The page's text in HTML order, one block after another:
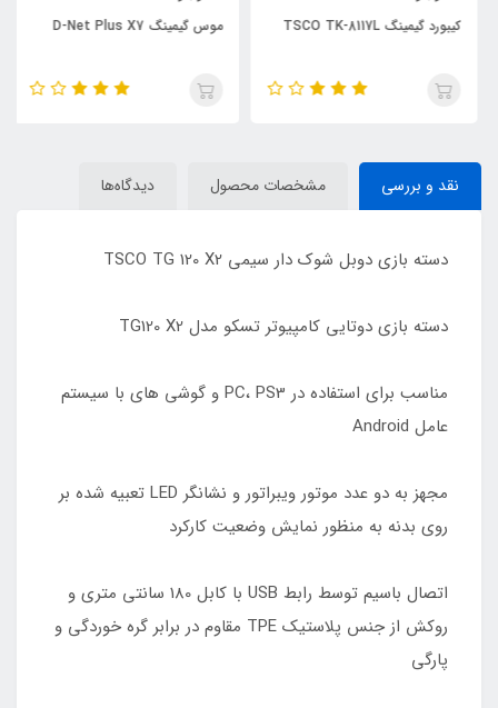
کیبورد گیمینگ TSCO TK-8117L موس گیمینگ D-Net Plus X7
نقد و بررسی مشخصات محصول دیدگاه‌ها
دسته بازی دوبل شوک دار سیمی TSCO TG 120 X2
دسته بازی دوتایی کامپیوتر تسکو مدل TG120 X2
مناسب برای استفاده در PC، PS3 و گوشی های با سیستم
عامل Android
مجهز به دو عدد موتور ویبراتور و نشانگر LED تعبیه شده بر
روی بدنه به منظور نمایش وضعیت کارکرد
اتصال باسیم توسط رابط USB با کابل 180 سانتی متری و
روکش از جنس پلاستیک TPE مقاوم در برابر گره خوردگی و
پارگی